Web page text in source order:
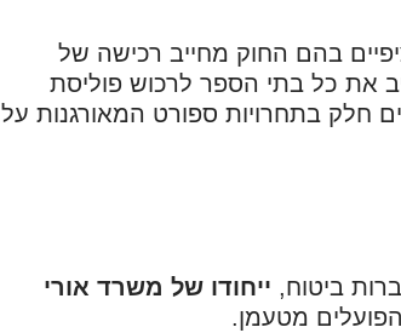
בהם החוק מחייב רכישה של
את כל בתי הספר לרכוש פוליסת
חלק בתחרויות ספורט המאורגנות על
ביטוח, ייחודו של משרד אורי
מטעמן.